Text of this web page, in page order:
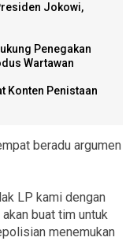
Jokowi,
Penegakan
Wartawan
Konten Penistaan
beradu argumen
LP kami dengan
buat tim untuk
menemukan